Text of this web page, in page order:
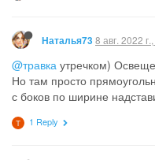
Наталья73 8 авг. 2022
@травка утречком)
Но там просто
с боков по ширине
Т 1 Reply